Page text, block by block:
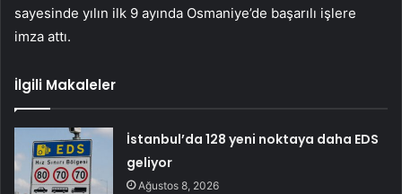
sayesinde yılın ilk 9 ayında Osmaniye’de başarılı işlere
imza attı.
İlgili Makaleler
İstanbul’da 128 yeni noktaya daha EDS
geliyor
Ağustos 8, 2026